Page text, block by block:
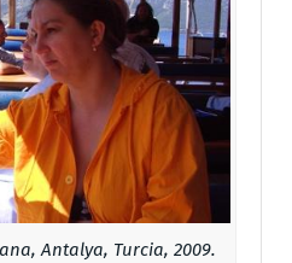
Antalya, Turcia, 2009.